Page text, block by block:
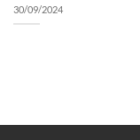
30/09/2024